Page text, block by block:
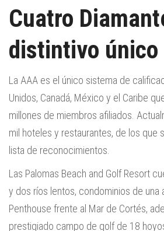
Cuatro
distintivo único
La AAA es el único sistema de
Unidos, Canadá, México y el Caribe
millones de miembros afiliados.
mil hoteles y restaurantes, de los que
lista de reconocimientos.
Las Palomas Beach and Golf Resort
y dos ríos lentos, condominios de una
Penthouse frente al Mar de Cortés,
prestigiado campo de golf de 18